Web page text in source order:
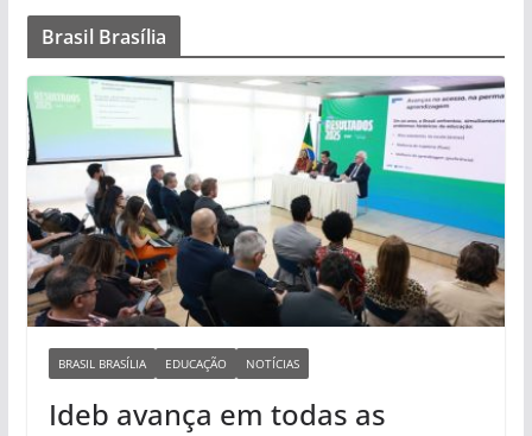
Brasil Brasília
BRASIL BRASÍLIA EDUCAÇÃO NOTÍCIAS
Ideb avança em todas as